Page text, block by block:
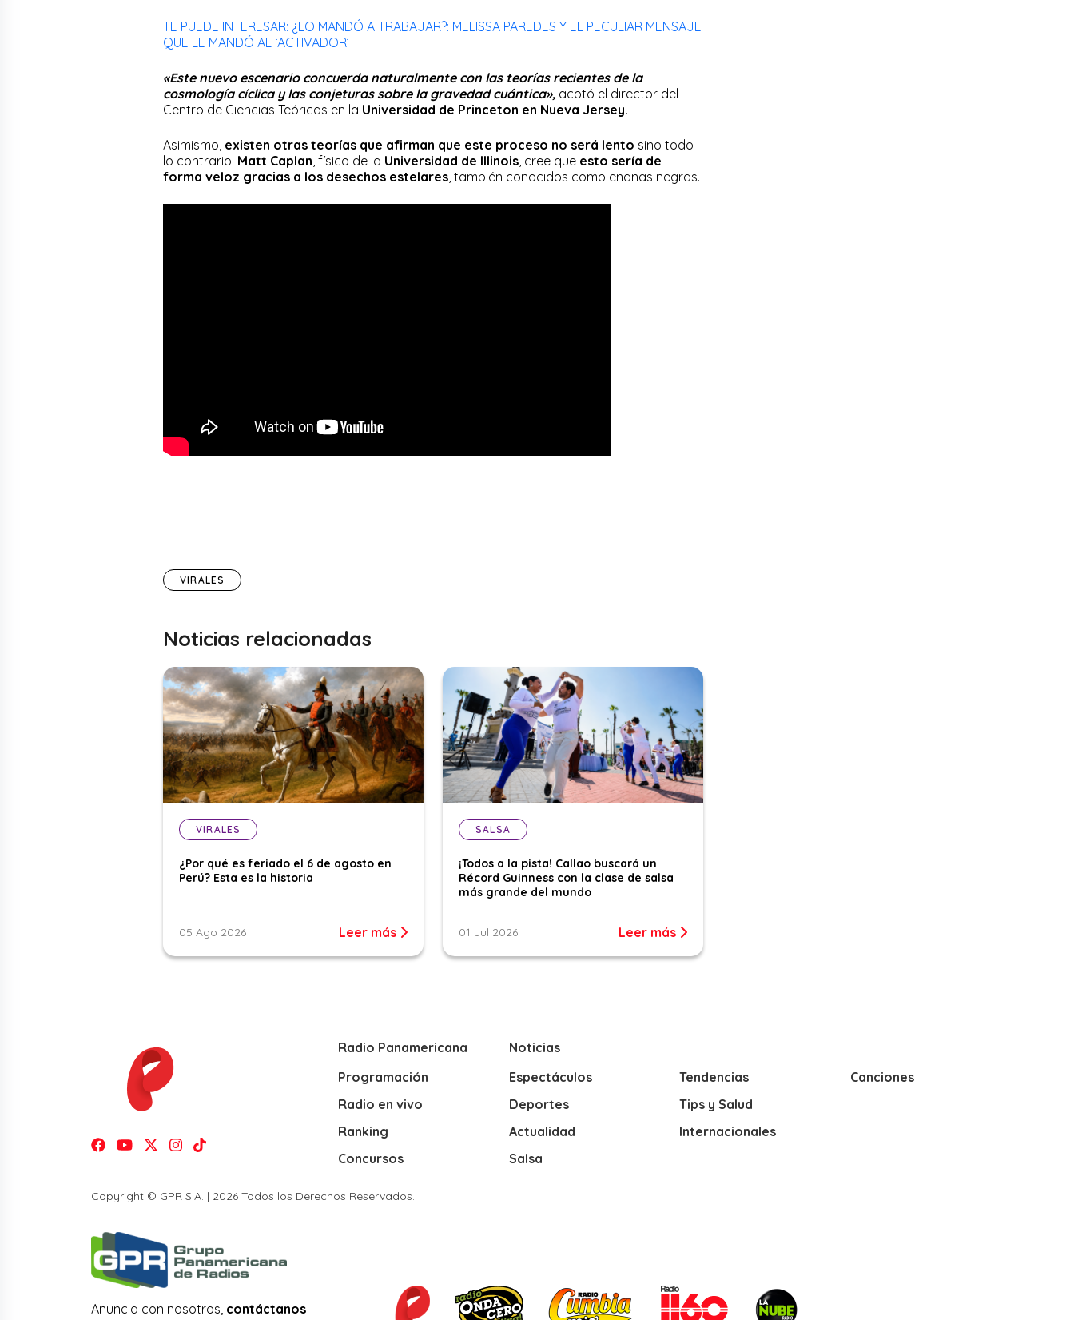
TE PUEDE INTERESAR: ¿LO MANDÓ A TRABAJAR?: MELISSA PAREDES Y EL PECULIAR MENSAJE
QUE LE MANDÓ AL ‘ACTIVADOR’
«Este nuevo escenario concuerda naturalmente con las teorías recientes de la
cosmología cíclica y las conjeturas sobre la gravedad cuántica», acotó el director del
Centro de Ciencias Teóricas en la Universidad de Princeton en Nueva Jersey.
Asimismo, existen otras teorías que afirman que este proceso no será lento sino todo
lo contrario. Matt Caplan , físico de la Universidad de Illinois , cree que esto sería de
forma veloz gracias a los desechos estelares , también conocidos como enanas negras.
VIRALES
Noticias relacionadas
VIRALES
¿Por qué es feriado el 6 de agosto en
Perú? Esta es la historia
05 Ago 2026 Leer más
SALSA
¡Todos a la pista! Callao buscará un
Récord Guinness con la clase de salsa
más grande del mundo
01 Jul 2026 Leer más
Radio Panamericana
Programación
Radio en vivo
Ranking
Concursos
Noticias
Espectáculos
Deportes
Actualidad
Salsa
Tendencias
Tips y Salud
Internacionales
Canciones
Copyright © GPR S.A. | 2026 Todos los Derechos Reservados.
Anuncia con nosotros, contáctanos